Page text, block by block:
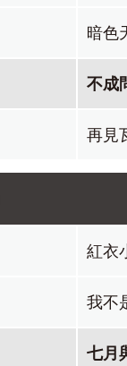
暗色
不成
再見
紅衣
我不
七月